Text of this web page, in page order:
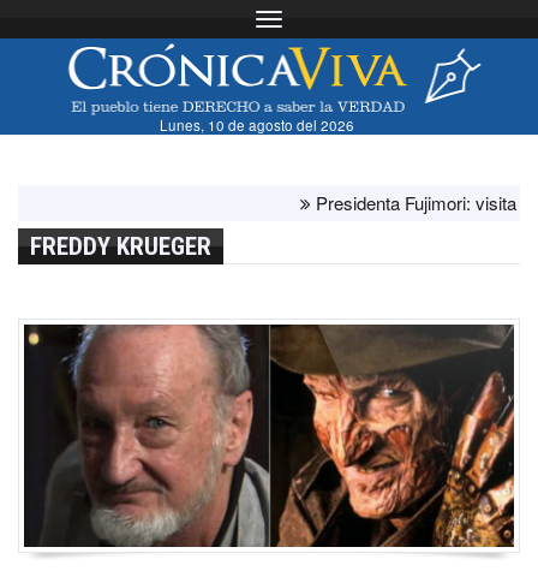
Toggle navigation
Lunes, 10 de agosto del 2026
Presidenta Fujimori: visita del
FREDDY KRUEGER